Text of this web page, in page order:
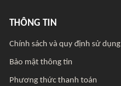
THÔNG TIN
Chính sách và quy định sử dụng
Bảo mật thông tin
Phương thức thanh toán